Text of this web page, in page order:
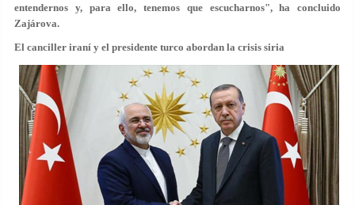
entendernos y, para ello, tenemos que escucharnos", ha concluido
Zajárova.
El canciller iraní y el presidente turco abordan la crisis siria